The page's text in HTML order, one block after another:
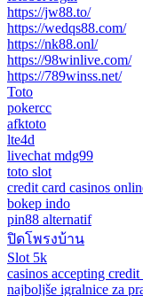
https://jw88.to/
https://wedqs88.com/
https://nk88.onl/
https://98winlive.com/
https://789winss.net/
Toto
pokercc
afktoto
lte4d
livechat mdg99
toto slot
credit card casinos
bokep indo
pin88 alternatif
ปิดโพรงบ้าน
Slot 5k
casinos accepting credit
najboljše igralnice za